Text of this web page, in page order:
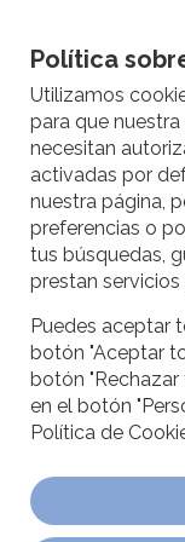
Política de
Te damos la
invitamos y
política de
Para la correcta
Privacidad y
definiciones:
Clínica Dental
Política
Utilizamos
para que
necesitan
activadas por
nuestra página,
preferencias o
tus búsquedas,
prestan
Puedes aceptar
botón "Aceptar
botón
en el botón
Política de